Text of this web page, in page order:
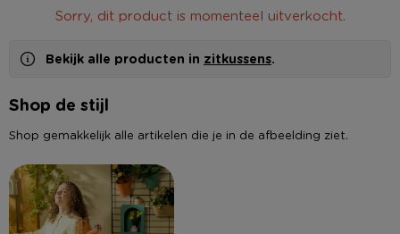
Sorry, dit product is momenteel uitverkocht.
Bekijk alle producten in zitkussens.
Shop de stijl
Shop gemakkelijk alle artikelen die je in de afbeelding ziet.